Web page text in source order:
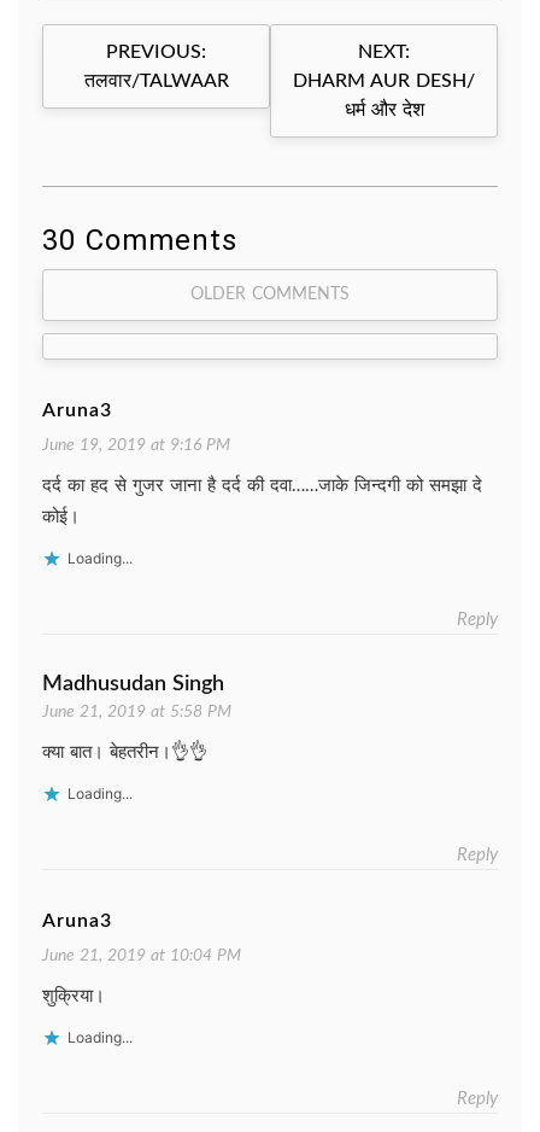
Post
navigation
PREVIOUS:
तलवार/TALWAAR
NEXT:
DHARM AUR DESH/
धर्म और देश
30 Comments
Comment
navigation
OLDER COMMENTS
Aruna3
June 19, 2019 at 9:16 PM
दर्द का हद से गुजर जाना है दर्द की दवा……जाके जिन्दगी को समझा दे
कोई।
Loading...
Reply
Madhusudan Singh
June 21, 2019 at 5:58 PM
क्या बात। बेहतरीन।👌👌
Loading...
Reply
Aruna3
June 21, 2019 at 10:04 PM
शुक्रिया।
Loading...
Reply